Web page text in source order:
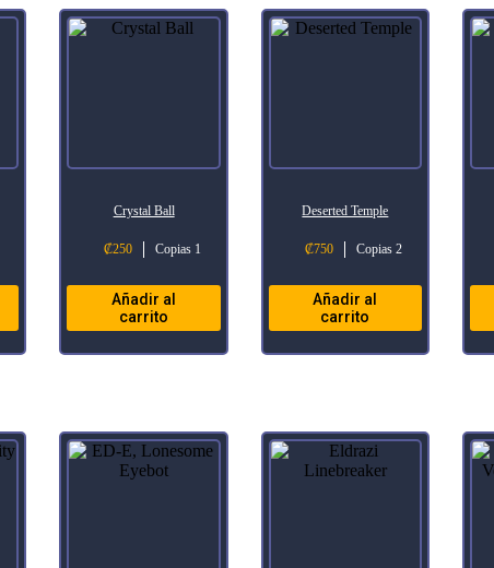
Crystal Ball
₡250 Copias 1
Añadir al
carrito
Deserted Temple
₡750 Copias 2
Añadir al
carrito